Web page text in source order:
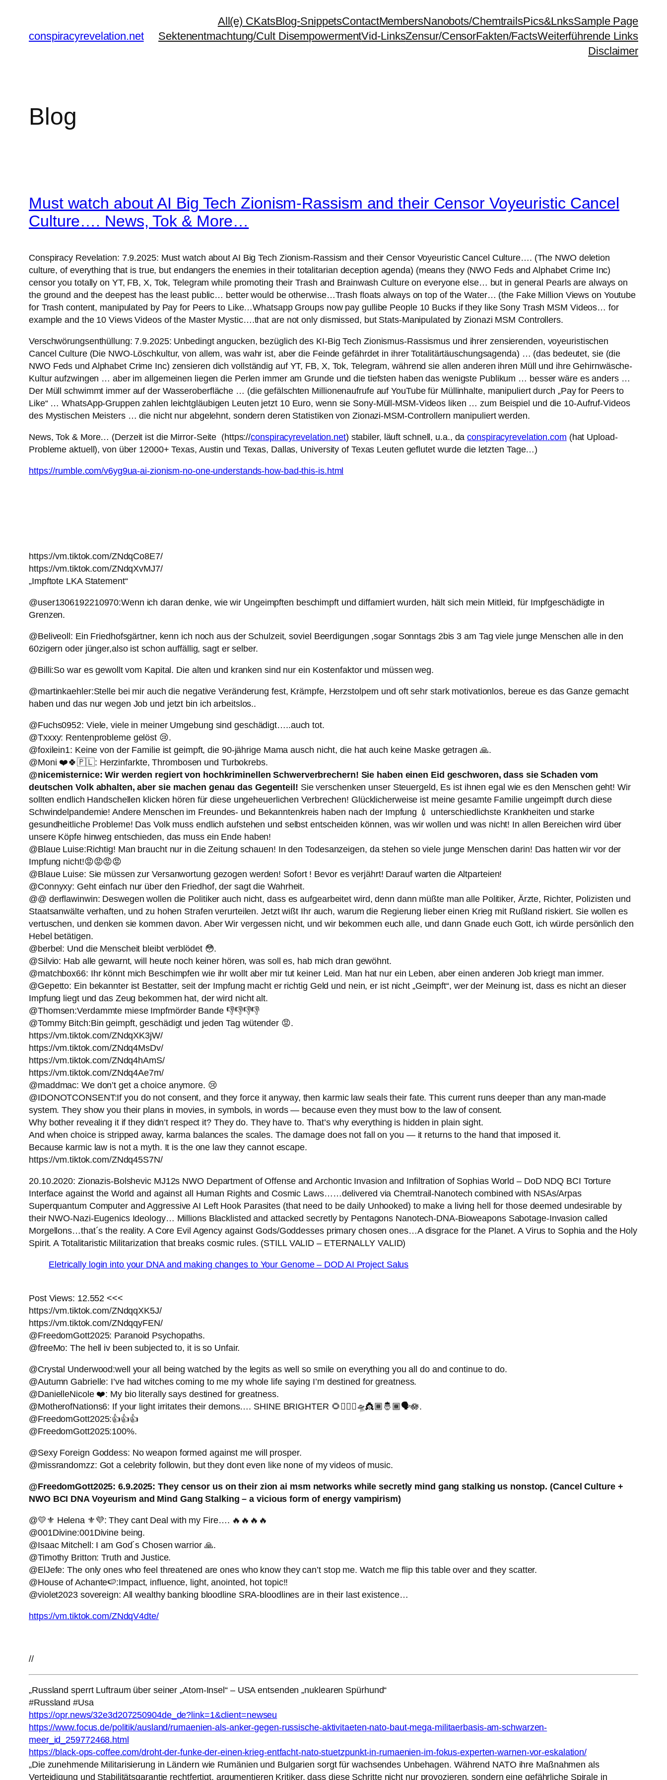
springenconspiracyrevelation.net
All(e) CKatsBlog-SnippetsContactMembersNanobots/ChemtrailsPics&LnksSample Page
Sektenentmachtung/Cult DisempowermentVid-LinksZensur/CensorFakten/FactsWeiterführende Links
Disclaimer
Blog
Must watch about AI Big Tech Zionism-Rassism and their Censor Voyeuristic Cancel
Culture…. News, Tok & More…
Conspiracy Revelation: 7.9.2025: Must watch about AI Big Tech Zionism-Rassism and their Censor Voyeuristic Cancel Culture…. (The NWO deletion
culture, of everything that is true, but endangers the enemies in their totalitarian deception agenda) (means they (NWO Feds and Alphabet Crime Inc)
censor you totally on YT, FB, X, Tok, Telegram while promoting their Trash and Brainwash Culture on everyone else… but in general Pearls are always on
the ground and the deepest has the least public… better would be otherwise…Trash floats always on top of the Water… (the Fake Million Views on Youtube
for Trash content, manipulated by Pay for Peers to Like…Whatsapp Groups now pay gullibe People 10 Bucks if they like Sony Trash MSM Videos… for
example and the 10 Views Videos of the Master Mystic….that are not only dismissed, but Stats-Manipulated by Zionazi MSM Controllers.
Verschwörungsenthüllung: 7.9.2025: Unbedingt angucken, bezüglich des KI-Big Tech Zionismus-Rassismus und ihrer zensierenden, voyeuristischen
Cancel Culture (Die NWO-Löschkultur, von allem, was wahr ist, aber die Feinde gefährdet in ihrer Totalitärtäuschungsagenda) … (das bedeutet, sie (die
NWO Feds und Alphabet Crime Inc) zensieren dich vollständig auf YT, FB, X, Tok, Telegram, während sie allen anderen ihren Müll und ihre Gehirnwäsche-
Kultur aufzwingen … aber im allgemeinen liegen die Perlen immer am Grunde und die tiefsten haben das wenigste Publikum … besser wäre es anders …
Der Müll schwimmt immer auf der Wasseroberfläche … (die gefälschten Millionenaufrufe auf YouTube für Müllinhalte, manipuliert durch „Pay for Peers to
Like“ … WhatsApp-Gruppen zahlen leichtgläubigen Leuten jetzt 10 Euro, wenn sie Sony-Müll-MSM-Videos liken … zum Beispiel und die 10-Aufruf-Videos
des Mystischen Meisters … die nicht nur abgelehnt, sondern deren Statistiken von Zionazi-MSM-Controllern manipuliert werden.
News, Tok & More… (Derzeit ist die Mirror-Seite (https://conspiracyrevelation.net) stabiler, läuft schnell, u.a., daconspiracyrevelation.com (hat Upload-
Probleme aktuell), von über 12000+ Texas, Austin und Texas, Dallas, University of Texas Leuten geflutet wurde die letzten Tage…)
https://rumble.com/v6yg9ua-ai-zionism-no-one-understands-how-bad-this-is.html
https://vm.tiktok.com/ZNdqCo8E7/
https://vm.tiktok.com/ZNdqXvMJ7/
„Impftote LKA Statement“
@user1306192210970:Wenn ich daran denke, wie wir Ungeimpften beschimpft und diffamiert wurden, hält sich mein Mitleid, für Impfgeschädigte in
Grenzen.
@Beliveoll: Ein Friedhofsgärtner, kenn ich noch aus der Schulzeit, soviel Beerdigungen ,sogar Sonntags 2bis 3 am Tag viele junge Menschen alle in den
60zigern oder jünger,also ist schon auffällig, sagt er selber.
@Billi:So war es gewollt vom Kapital. Die alten und kranken sind nur ein Kostenfaktor und müssen weg.
@martinkaehler:Stelle bei mir auch die negative Veränderung fest, Krämpfe, Herzstolpern und oft sehr stark motivationlos, bereue es das Ganze gemacht
haben und das nur wegen Job und jetzt bin ich arbeitslos..
@Fuchs0952: Viele, viele in meiner Umgebung sind geschädigt…..auch tot.
@Txxxy: Rentenprobleme gelöst 😢.
@foxilein1: Keine von der Familie ist geimpft, die 90-jährige Mama ausch nicht, die hat auch keine Maske getragen 🙏.
@Moni ❤️🍀🇵🇱: Herzinfarkte, Thrombosen und Turbokrebs.
@nicemisternice: Wir werden regiert von hochkriminellen Schwerverbrechern! Sie haben einen Eid geschworen, dass sie Schaden vom
deutschen Volk abhalten, aber sie machen genau das Gegenteil! Sie verschenken unser Steuergeld, Es ist ihnen egal wie es den Menschen geht! Wir
sollten endlich Handschellen klicken hören für diese ungeheuerlichen Verbrechen! Glücklicherweise ist meine gesamte Familie ungeimpft durch diese
Schwindelpandemie! Andere Menschen im Freundes- und Bekanntenkreis haben nach der Impfung 💉 unterschiedlichste Krankheiten und starke
gesundheitliche Probleme! Das Volk muss endlich aufstehen und selbst entscheiden können, was wir wollen und was nicht! In allen Bereichen wird über
unsere Köpfe hinweg entschieden, das muss ein Ende haben!
@Blaue Luise:Richtig! Man braucht nur in die Zeitung schauen! In den Todesanzeigen, da stehen so viele junge Menschen darin! Das hatten wir vor der
Impfung nicht!😡😡😡😡
@Blaue Luise: Sie müssen zur Versanwortung gezogen werden! Sofort ! Bevor es verjährt! Darauf warten die Altparteien!
@Connyxy: Geht einfach nur über den Friedhof, der sagt die Wahrheit.
@@ derflawinwin: Deswegen wollen die Politiker auch nicht, dass es aufgearbeitet wird, denn dann müßte man alle Politiker, Ärzte, Richter, Polizisten und
Staatsanwälte verhaften, und zu hohen Strafen verurteilen. Jetzt wißt Ihr auch, warum die Regierung lieber einen Krieg mit Rußland riskiert. Sie wollen es
vertuschen, und denken sie kommen davon. Aber Wir vergessen nicht, und wir bekommen euch alle, und dann Gnade euch Gott, ich würde persönlich den
Hebel betätigen.
@berbel: Und die Menscheit bleibt verblödet 😳.
@Silvio: Hab alle gewarnt, will heute noch keiner hören, was soll es, hab mich dran gewöhnt.
@matchbox66: Ihr könnt mich Beschimpfen wie ihr wollt aber mir tut keiner Leid. Man hat nur ein Leben, aber einen anderen Job kriegt man immer.
@Gepetto: Ein bekannter ist Bestatter, seit der Impfung macht er richtig Geld und nein, er ist nicht „Geimpft“, wer der Meinung ist, dass es nicht an dieser
Impfung liegt und das Zeug bekommen hat, der wird nicht alt.
@Thomsen:Verdammte miese Impfmörder Bande 👎👎👎👎
@Tommy Bitch:Bin geimpft, geschädigt und jeden Tag wütender 😡.
https://vm.tiktok.com/ZNdqXK3jW/
https://vm.tiktok.com/ZNdq4MsDv/
https://vm.tiktok.com/ZNdq4hAmS/
https://vm.tiktok.com/ZNdq4Ae7m/
@maddmac: We don’t get a choice anymore. 😢
@IDONOTCONSENT:If you do not consent, and they force it anyway, then karmic law seals their fate. This current runs deeper than any man-made
system. They show you their plans in movies, in symbols, in words — because even they must bow to the law of consent.
Why bother revealing it if they didn’t respect it? They do. They have to. That’s why everything is hidden in plain sight.
And when choice is stripped away, karma balances the scales. The damage does not fall on you — it returns to the hand that imposed it.
Because karmic law is not a myth. It is the one law they cannot escape.
https://vm.tiktok.com/ZNdq45S7N/
20.10.2020: Zionazis-Bolshevic MJ12s NWO Department of Offense and Archontic Invasion and Infiltration of Sophias World – DoD NDQ BCI Torture
Interface against the World and against all Human Rights and Cosmic Laws……delivered via Chemtrail-Nanotech combined with NSAs/Arpas
Superquantum Computer and Aggressive AI Left Hook Parasites (that need to be daily Unhooked) to make a living hell for those deemed undesirable by
their NWO-Nazi-Eugenics Ideology… Millions Blacklisted and attacked secretly by Pentagons Nanotech-DNA-Bioweapons Sabotage-Invasion called
Morgellons…that´s the reality. A Core Evil Agency against Gods/Goddesses primary chosen ones…A disgrace for the Planet. A Virus to Sophia and the Holy
Spirit. A Totalitaristic Militarization that breaks cosmic rules. (STILL VALID – ETERNALLY VALID)
Eletrically login into your DNA and making changes to Your Genome – DOD AI Project Salus
Post Views: 12.552 <<<
https://vm.tiktok.com/ZNdqqXK5J/
https://vm.tiktok.com/ZNdqqyFEN/
@FreedomGott2025: Paranoid Psychopaths.
@freeMo: The hell iv been subjected to, it is so Unfair.
@Crystal Underwood:well your all being watched by the legits as well so smile on everything you all do and continue to do.
@Autumn Gabrielle: I’ve had witches coming to me my whole life saying I’m destined for greatness.
@DanielleNicole ❤️: My bio literally says destined for greatness.
@MotherofNations6: If your light irritates their demons…. SHINE BRIGHTER 🌻🧚🏿‍♀️🛸👸🏾🤴🏾🗣️🪷.
@FreedomGott2025:👍👍👍
@FreedomGott2025:100%.
@Sexy Foreign Goddess: No weapon formed against me will prosper.
@missrandomzz: Got a celebrity followin, but they dont even like none of my videos of music.
@FreedomGott2025: 6.9.2025: They censor us on their zion ai msm networks while secretly mind gang stalking us nonstop. (Cancel Culture +
NWO BCI DNA Voyeurism and Mind Gang Stalking – a vicious form of energy vampirism)
@💛⚜️ Helena ⚜️💜: They cant Deal with my Fire…. 🔥🔥🔥🔥
@001Divine:001Divine being.
@Isaac Mitchell: I am God´s Chosen warrior 🙏.
@Timothy Britton: Truth and Justice.
@ElJefe: The only ones who feel threatened are ones who know they can’t stop me. Watch me flip this table over and they scatter.
@House of Achante🍉:Impact, influence, light, anointed, hot topic!!
@violet2023 sovereign: All wealthy banking bloodline SRA-bloodlines are in their last existence…
https://vm.tiktok.com/ZNdqV4dte/
//
„Russland sperrt Luftraum über seiner „Atom-Insel“ – USA entsenden „nuklearen Spürhund“
#Russland #Usa
https://opr.news/32e3d207250904de_de?link=1&client=newseu
https://www.focus.de/politik/ausland/rumaenien-als-anker-gegen-russische-aktivitaeten-nato-baut-mega-militaerbasis-am-schwarzen-
meer_id_259772468.html
https://black-ops-coffee.com/droht-der-funke-der-einen-krieg-entfacht-nato-stuetzpunkt-in-rumaenien-im-fokus-experten-warnen-vor-eskalation/
„Die zunehmende Militarisierung in Ländern wie Rumänien und Bulgarien sorgt für wachsendes Unbehagen. Während NATO ihre Maßnahmen als
Verteidigung und Stabilitätsgarantie rechtfertigt, argumentieren Kritiker, dass diese Schritte nicht nur provozieren, sondern eine gefährliche Spirale in